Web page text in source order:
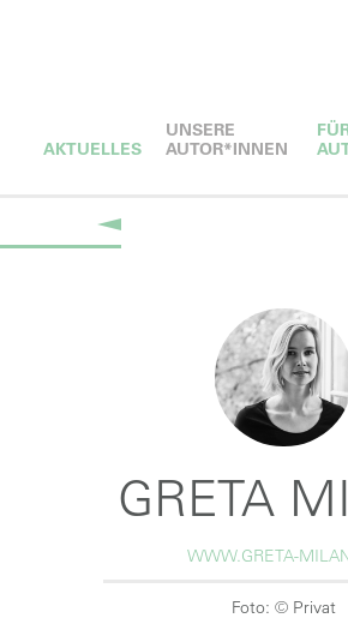
AKTUELLES
UNSERE
AUTOR*INNEN
GRETA
WWW.GRETA-
Foto: © Privat